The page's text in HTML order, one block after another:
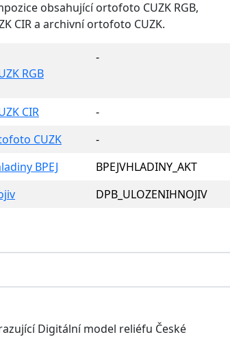
obsahující ortofoto CUZK RGB,
CIR a archivní ortofoto CUZK.
RGB
-
CIR
-
CUZK
-
BPEJ
BPEJVHLADINY_AKT
DPB_ULOZENIHNOJIV
Digitální model reliéfu České